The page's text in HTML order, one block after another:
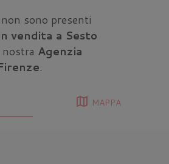
sono presenti
vendita a Sesto
Agenzia
.
map MAPPA